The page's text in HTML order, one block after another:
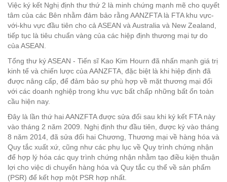
Việc ký kết Nghị định thư thứ 2 là minh chứng mạnh mẽ cho quyết
tâm của các Bên nhằm đảm bảo rằng AANZFTA là FTA khu vực-
với-khu vực đầu tiên cho cả ASEAN và Australia và New Zealand,
tiếp tục là tiêu chuẩn vàng của các hiệp định thương mại tự do
của ASEAN.
Tổng thư ký ASEAN - Tiến sĩ Kao Kim Hourn đã nhấn mạnh giá trị
kinh tế và chiến lược của AANZFTA, đặc biệt là khi hiệp định đã
được nâng cấp, để đảm bảo sự phù hợp về mặt thương mại đối
với các doanh nghiệp trong khu vực bất chấp những bất ổn toàn
cầu hiện nay.
Đây là lần thứ hai AANZFTA được sửa đổi sau khi ký kết FTA này
vào tháng 2 năm 2009. Nghị định thư đầu tiên, được ký vào tháng
8 năm 2014, đã sửa đổi hai Chương, Thương mại về hàng hóa và
Quy tắc xuất xứ, cũng như các phụ lục về Quy trình chứng nhận
để hợp lý hóa các quy trình chứng nhận nhằm tạo điều kiện thuận
lợi cho việc di chuyển hàng hóa và Quy tắc cụ thể về sản phẩm
(PSR) để kết hợp một PSR hợp nhất.